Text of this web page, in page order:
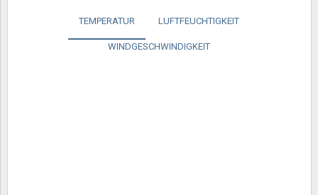
TEMPERATUR LUFTFEUCHTIGKEIT
WINDGESCHWINDIGKEIT